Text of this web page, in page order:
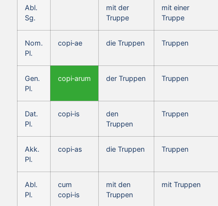
Abl.
Sg.
mit der
Truppe
mit einer
Truppe
Nom.
Pl.
copi‑ae die Truppen Truppen
Gen.
Pl.
copi‑arum der Truppen Truppen
Dat.
Pl.
copi‑is
den
Truppen
Truppen
Akk.
Pl.
copi‑as die Truppen Truppen
Abl.
Pl.
cum
copi‑is
mit den
Truppen
mit Truppen